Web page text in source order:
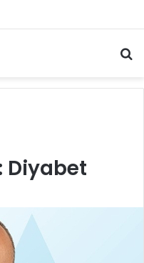
Doğru Adres Neresi?
Diyabet